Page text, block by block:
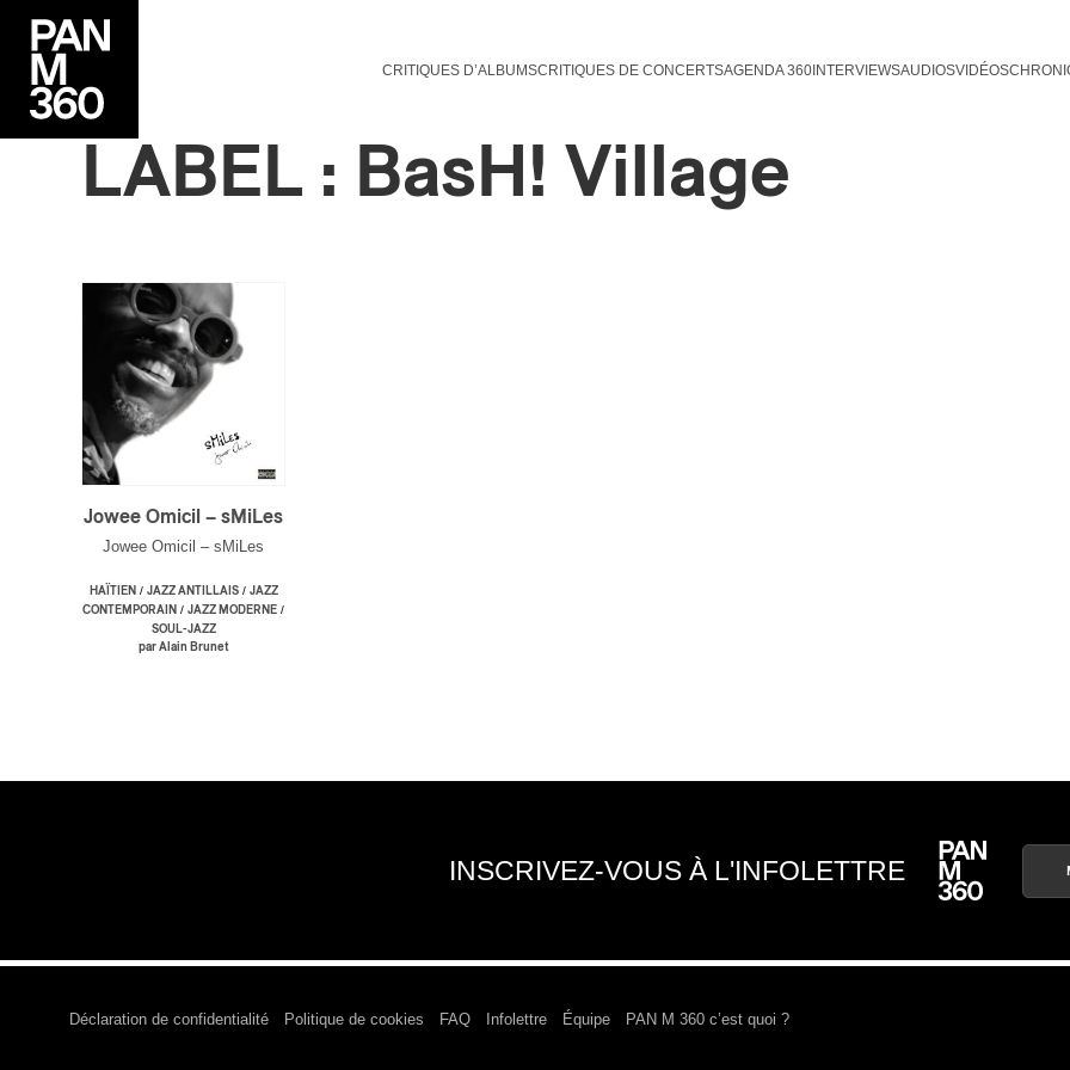
CRITIQUES D’ALBUMSCRITIQUES DE CONCERTSAGENDA 360INTERVIEWSAUDIOSVIDÉOS
LABEL : BasH! Village
Jowee Omicil – sMiLes
Jowee Omicil – sMiLes
HAÏTIEN / JAZZ ANTILLAIS/ JAZZ
CONTEMPORAIN /JAZZ MODERNE /
SOUL-JAZZ
par Alain Brunet
INSCRIVEZ-VOUS À L'INFOLETTRE
Déclaration de confidentialité Politique de cookies FAQ Infolettre Équipe PAN M 360 c’est quoi ?